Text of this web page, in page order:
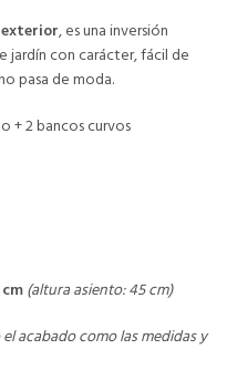
, es una inversión
jardín con carácter, fácil de
pasa de moda.
+ 2 bancos curvos
(altura asiento: 45 cm)
acabado como las medidas y